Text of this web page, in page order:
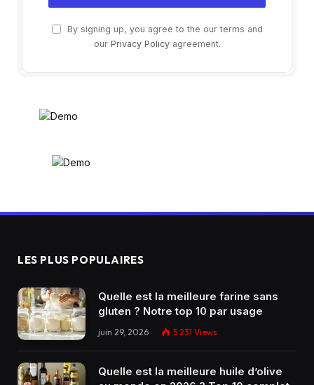
By signing up, you agree to the our terms and
our Privacy Policyagreement.
LES PLUS POPULAIRES
Quelle est la meilleure farine sans
gluten ? Notre top 10 par usage
juin 29, 2026 5 231 Views
Quelle est la meilleure huile d’olive